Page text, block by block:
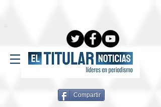
Compartir